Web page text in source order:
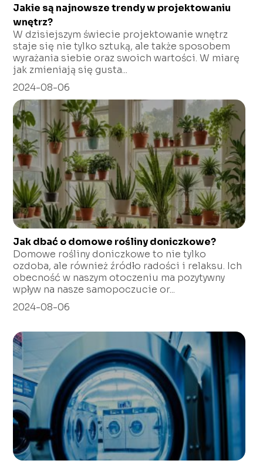
Jakie są najnowsze trendy w projektowaniu
wnętrz?
W dzisiejszym świecie projektowanie wnętrz
staje się nie tylko sztuką, ale także sposobem
wyrażania siebie oraz swoich wartości. W miarę
jak zmieniają się gusta...
2024-08-06
Jak dbać o domowe rośliny doniczkowe?
Domowe rośliny doniczkowe to nie tylko
ozdoba, ale również źródło radości i relaksu. Ich
obecność w naszym otoczeniu ma pozytywny
wpływ na nasze samopoczucie or...
2024-08-06